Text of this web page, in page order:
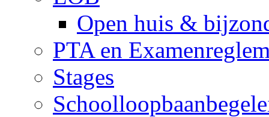
Open huis &
PTA en
Stages